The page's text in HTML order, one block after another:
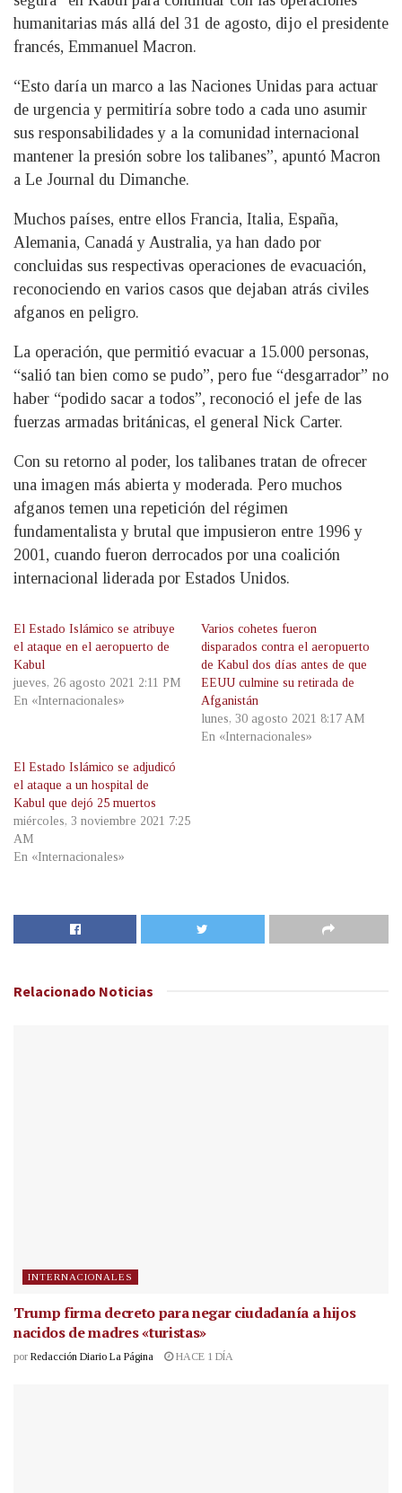
humanitarias más allá del 31 de agosto, dijo el presidente
francés, Emmanuel Macron.
“Esto daría un marco a las Naciones Unidas para actuar
de urgencia y permitiría sobre todo a cada uno asumir
sus responsabilidades y a la comunidad internacional
mantener la presión sobre los talibanes”, apuntó Macron
a Le Journal du Dimanche.
Muchos países, entre ellos Francia, Italia, España,
Alemania, Canadá y Australia, ya han dado por
concluidas sus respectivas operaciones de evacuación,
reconociendo en varios casos que dejaban atrás civiles
afganos en peligro.
La operación, que permitió evacuar a 15.000 personas,
“salió tan bien como se pudo”, pero fue “desgarrador” no
haber “podido sacar a todos”, reconoció el jefe de las
fuerzas armadas británicas, el general Nick Carter.
Con su retorno al poder, los talibanes tratan de ofrecer
una imagen más abierta y moderada. Pero muchos
afganos temen una repetición del régimen
fundamentalista y brutal que impusieron entre 1996 y
2001, cuando fueron derrocados por una coalición
internacional liderada por Estados Unidos.
El Estado Islámico se atribuye
el ataque en el aeropuerto de
Kabul
jueves, 26 agosto 2021 2:11 PM
En «Internacionales»
Varios cohetes fueron
disparados contra el aeropuerto
de Kabul dos días antes de que
EEUU culmine su retirada de
Afganistán
lunes, 30 agosto 2021 8:17 AM
En «Internacionales»
El Estado Islámico se adjudicó
el ataque a un hospital de
Kabul que dejó 25 muertos
miércoles, 3 noviembre 2021 7:25
AM
En «Internacionales»
Relacionado Noticias
INTERNACIONALES
Trump firma decreto para negar ciudadanía a hijos
nacidos de madres «turistas»
por Redacción Diario La Página HACE 1 DÍA